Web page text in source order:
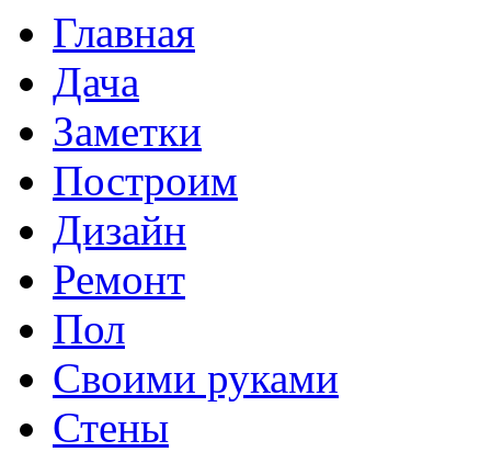
Главная
Дача
Заметки
Построим
Дизайн
Ремонт
Пол
Своими руками
Стены